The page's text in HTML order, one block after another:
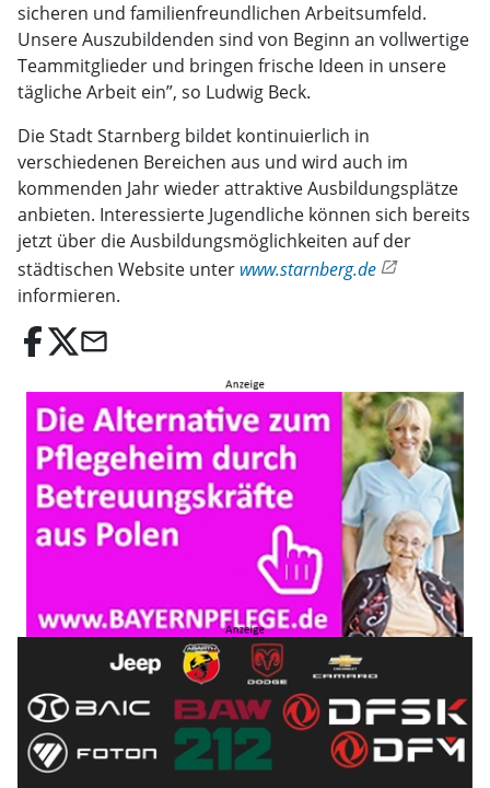
sicheren und familienfreundlichen Arbeitsumfeld.
Unsere Auszubildenden sind von Beginn an vollwertige
Teammitglieder und bringen frische Ideen in unsere
tägliche Arbeit ein”, so Ludwig Beck.
Die Stadt Starnberg bildet kontinuierlich in
verschiedenen Bereichen aus und wird auch im
kommenden Jahr wieder attraktive Ausbildungsplätze
anbieten. Interessierte Jugendliche können sich bereits
jetzt über die Ausbildungsmöglichkeiten auf der
städtischen Website unter www.starnberg.de
informieren.
email